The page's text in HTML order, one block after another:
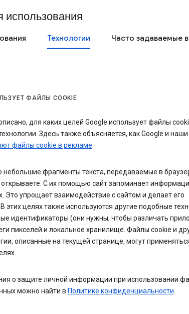
использования
Технологии Часто задаваемые
ФАЙЛЫ COOKIE
для каких целей Google использует файлы
Здесь также объясняется, как Google и наши
файлы cookie в рекламе.
небольшие фрагменты текста, передаваемые в
открываете. С их помощью сайт запоминает
Это упрощает взаимодействие с сайтом и делает его
этих целях также используются другие подобные
идентификаторы (они нужны, чтобы различать
пикселей и локальное хранилище. Файлы cookie и
описанные на текущей странице, могут
о защите личной информации при использовании
можно найти в Политике конфиденциальности.